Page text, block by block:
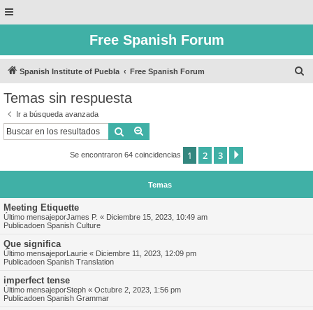
Free Spanish Forum
Spanish Institute of Puebla Free Spanish Forum
Temas sin respuesta
Ir a búsqueda avanzada
Buscar
Se encontraron 64 coincidencias 1 2 3
Temas
Meeting Etiquette
Último mensajeporJames P. « Diciembre 15, 2023, 10:49 am
Publicadoen Spanish Culture
Que significa
Último mensajeporLaurie « Diciembre 11, 2023, 12:09 pm
Publicadoen Spanish Translation
imperfect tense
Último mensajeporSteph « Octubre 2, 2023, 1:56 pm
Publicadoen Spanish Grammar